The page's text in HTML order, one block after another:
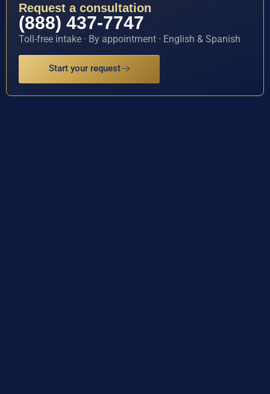
Request a consultation
(888) 437-7747
Toll-free intake · By appointment · English & Spanish
Start your request